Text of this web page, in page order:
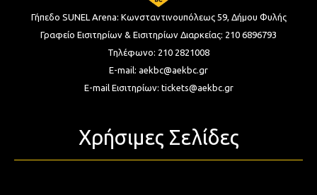
Γήπεδο SUNEL Arena: Κωνσταντινουπόλεως 59, Δήμου Φυλής
Γραφείο Εισιτηρίων & Εισιτηρίων Διαρκείας: 210 6896793
Τηλέφωνο: 210 2821008
E-mail: aekbc@aekbc.gr
E-mail Εισιτηρίων: tickets@aekbc.gr
Χρήσιμες Σελίδες